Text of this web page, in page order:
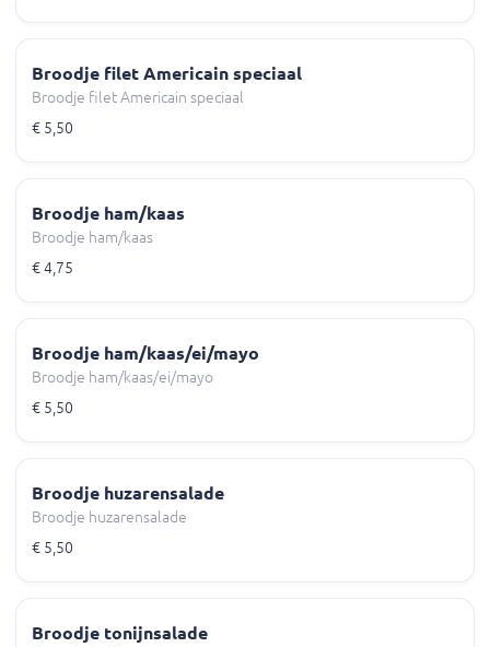
Broodje filet Americain speciaal
Broodje filet Americain speciaal
€ 5,50
Broodje ham/kaas
Broodje ham/kaas
€ 4,75
Broodje ham/kaas/ei/mayo
Broodje ham/kaas/ei/mayo
€ 5,50
Broodje huzarensalade
Broodje huzarensalade
€ 5,50
Broodje tonijnsalade